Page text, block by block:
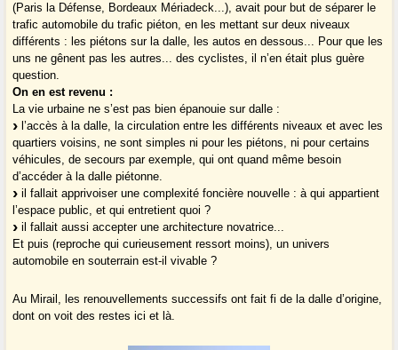
(Paris la Défense, Bordeaux Mériadeck...), avait pour but de séparer le
trafic automobile du trafic piéton, en les mettant sur deux niveaux
différents : les piétons sur la dalle, les autos en dessous... Pour que les
uns ne gênent pas les autres... des cyclistes, il n’en était plus guère
question.
On en est revenu :
La vie urbaine ne s’est pas bien épanouie sur dalle :
l’accès à la dalle, la circulation entre les différents niveaux et avec les
quartiers voisins, ne sont simples ni pour les piétons, ni pour certains
véhicules, de secours par exemple, qui ont quand même besoin
d’accéder à la dalle piétonne.
il fallait apprivoiser une complexité foncière nouvelle : à qui appartient
l’espace public, et qui entretient quoi ?
il fallait aussi accepter une architecture novatrice...
Et puis (reproche qui curieusement ressort moins), un univers
automobile en souterrain est-il vivable ?
Au Mirail, les renouvellements successifs ont fait fi de la dalle d’origine,
dont on voit des restes ici et là.